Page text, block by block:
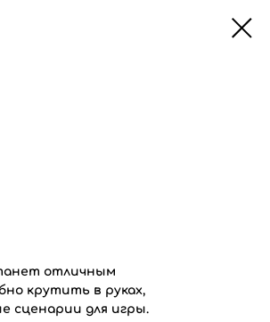
отличным
крутить в руках,
сценарии для игры.